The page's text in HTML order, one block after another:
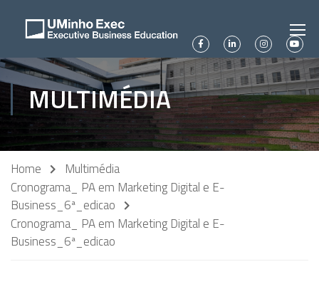
MULTIMÉDIA
Home
Multimédia
Cronograma_ PA em Marketing Digital e E-
Business_6ª_edicao
Cronograma_ PA em Marketing Digital e E-
Business_6ª_edicao